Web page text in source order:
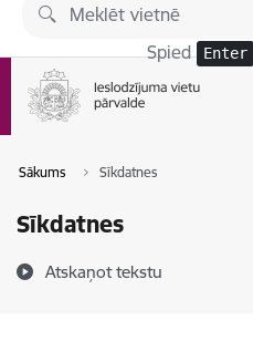
Pāriet uz lapas saturu
Spied Enter
Sākums Sīkdatnes
Sīkdatnes
Atskaņot tekstu